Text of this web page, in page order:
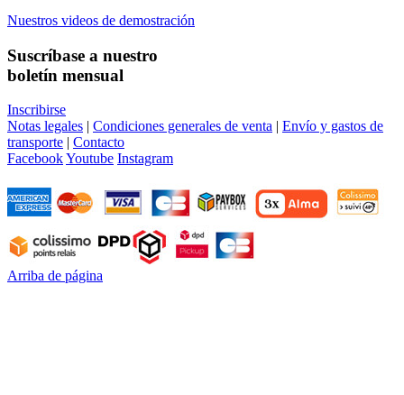
Nuestros videos de demostración
Suscríbase a nuestro
boletín mensual
Inscribirse
Notas legales | Condiciones generales de venta | Envío y gastos de
transporte | Contacto
FacebookYoutube Instagram
Arriba de página